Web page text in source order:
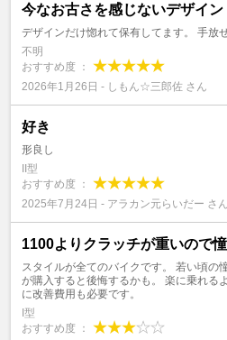
今なお古さを感じないデザイン
デザインだけ惚れて保有してます。 手放
不明
おすすめ度 ：
2026年1月26日 - しもん☆三郎佐 さん
好き
形良し
II型
おすすめ度 ：
2025年7月24日 - アラカン元らいだー さん
1100よりクラッチが重いので
スタイルが全てのバイクです。 若い頃の
が購入すると後悔するかも。 楽に乗れる
に改善費用も必要です。
I型
おすすめ度 ：